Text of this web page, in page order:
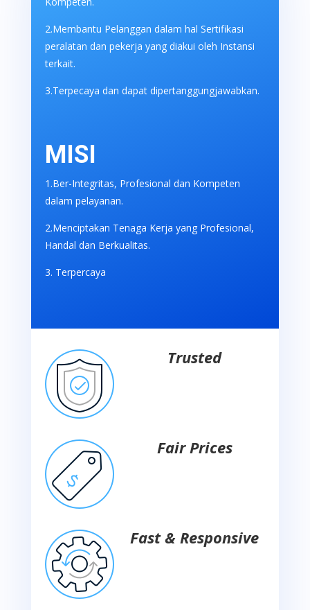
2.Membantu Pelanggan dalam hal Sertifikasi
peralatan dan pekerja yang diakui oleh Instansi
terkait.
3.Terpecaya dan dapat dipertanggungjawabkan.
MISI
1.Ber-Integritas, Profesional dan Kompeten
dalam pelayanan.
2.Menciptakan Tenaga Kerja yang Profesional,
Handal dan Berkualitas.
3. Terpercaya
Trusted
Fair Prices
Fast & Responsive